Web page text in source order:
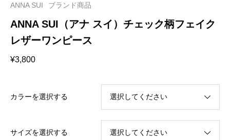
ANNA SUI ブランド商品
ANNA SUI（アナ スイ）チェック柄フェイク
レザーワンピース
¥3,800
カラーを選択する
サイズを選択する